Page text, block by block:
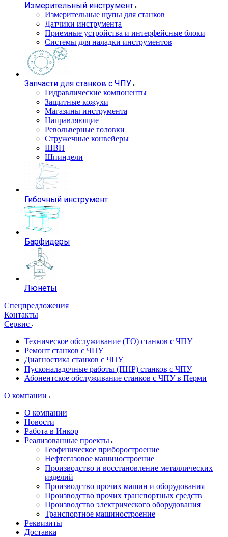
Измерительный инструмент
Измерительные щупы для станков
Датчики инструмента
Приемные устройства и интерфейсные блоки
Системы для наладки инструментов
Запчасти для станков с ЧПУ
Гидравлические компоненты
Защитные кожухи
Магазины инструмента
Направляющие
Револьверные головки
Стружечные конвейеры
ШВП
Шпиндели
Гибочный инструмент
Барфидеры
Люнеты
Спецпредложения
Контакты
Сервис
Техническое обслуживание (ТО) станков с ЧПУ
Ремонт станков с ЧПУ
Диагностика станков с ЧПУ
Пусконаладочные работы (ПНР) станков с ЧПУ
Абонентское обслуживание станков с ЧПУ в Перми
О компании
О компании
Новости
Работа в Инкор
Реализованные проекты
Геофизическое приборостроение
Нефтегазовое машиностроение
Производство и восстановление металлических
изделий
Производство прочих машин и оборудования
Производство прочих транспортных средств
Производство электрического оборудования
Транспортное машиностроение
Реквизиты
Доставка